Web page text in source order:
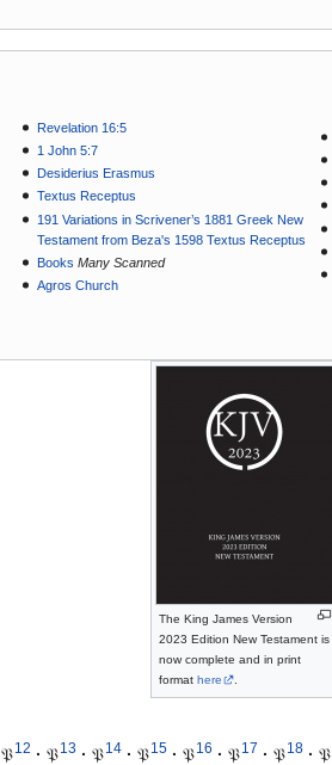
Revelation 16:5
1 John 5:7
Desiderius Erasmus
Textus Receptus
191 Variations in Scrivener’s 1881 Greek New
Testament from Beza's 1598 Textus Receptus
Books Many Scanned
Agros Church
The King James Version
2023 Edition New Testament is
now complete and in print
format here .
𝔓12 · 𝔓13 · 𝔓14 · 𝔓15 · 𝔓16 · 𝔓17 · 𝔓18 · 𝔓